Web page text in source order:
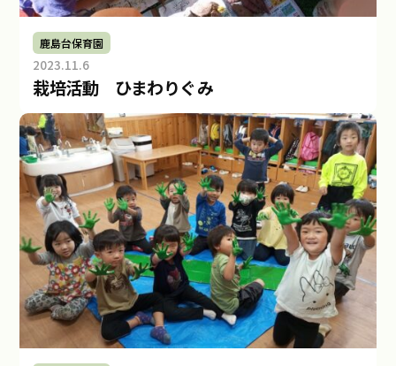
鹿島台保育園
2023.11.6
y
会
福
祉
法
人
み
ら
い
栽培活動 ひまわりぐみ